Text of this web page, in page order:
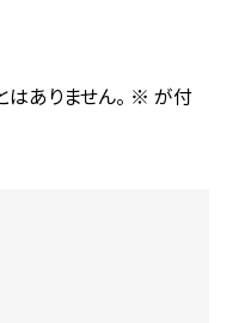
ありません。 ※ が付